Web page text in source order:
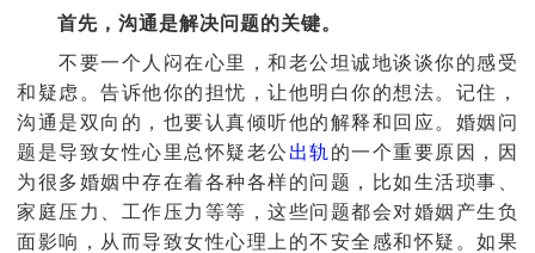
首先，沟通是解决问题的关键。
不要一个人闷在心里，和老公坦诚地谈谈你的感受
和疑虑。告诉他你的担忧，让他明白你的想法。记住，
沟通是双向的，也要认真倾听他的解释和回应。婚姻问
题是导致女性心里总怀疑老公 出轨 的一个重要原因，因
为很多婚姻中存在着各种各样的问题，比如生活琐事、
家庭压力、工作压力等等，这些问题都会对婚姻产生负
面影响，从而导致女性心理上的不安全感和怀疑。如果